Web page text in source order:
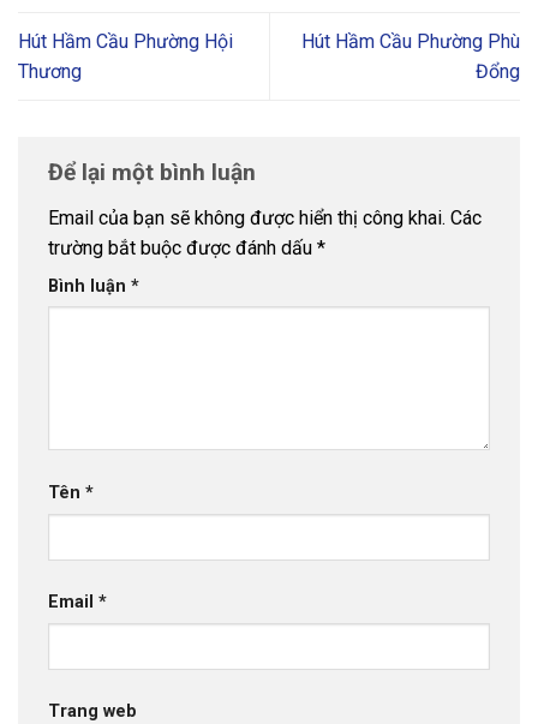
Hút Hầm Cầu Phường Hội
Thương
Hút Hầm Cầu Phường Phù
Đổng
Để lại một bình luận
Email của bạn sẽ không được hiển thị công khai. Các
trường bắt buộc được đánh dấu *
Bình luận *
Tên *
Email *
Trang web